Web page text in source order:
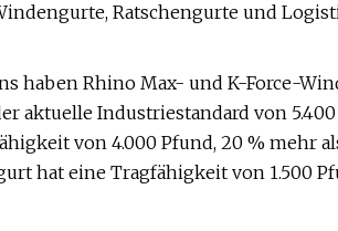
Ratschengurte und
haben Rhino Max- und K-Force-
aktuelle Industriestandard von
von 4.000 Pfund, 20 % mehr
hat eine Tragfähigkeit von 1.500